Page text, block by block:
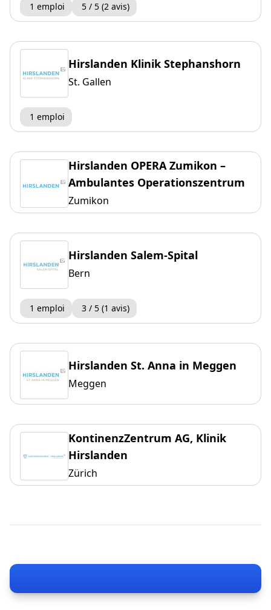
1 emploi 5 / 5 (2 avis)
Hirslanden Klinik Stephanshorn
St. Gallen
1 emploi
Hirslanden OPERA Zumikon –
Ambulantes Operationszentrum
Zumikon
Hirslanden Salem-Spital
Bern
1 emploi 3 / 5 (1 avis)
Hirslanden St. Anna in Meggen
Meggen
KontinenzZentrum AG, Klinik
Hirslanden
Zürich